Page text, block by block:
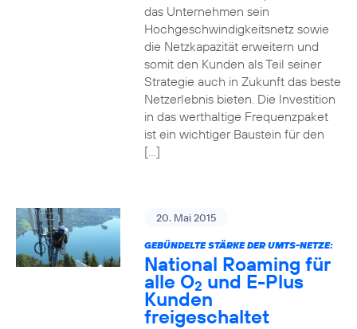
das Unternehmen sein
Hochgeschwindigkeitsnetz sowie
die Netzkapazität erweitern und
somit den Kunden als Teil seiner
Strategie auch in Zukunft das beste
Netzerlebnis bieten. Die Investition
in das werthaltige Frequenzpaket
ist ein wichtiger Baustein für den
[…]
20. Mai 2015
GEBÜNDELTE STÄRKE DER UMTS-NETZE:
National Roaming für
alle O2 und E-Plus
Kunden
freigeschaltet